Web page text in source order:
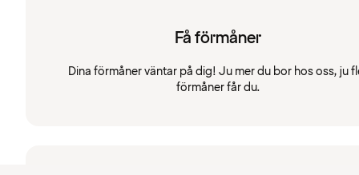
Få förmåner
Dina förmåner väntar på dig! Ju mer du bor hos oss, ju
förmåner får du.